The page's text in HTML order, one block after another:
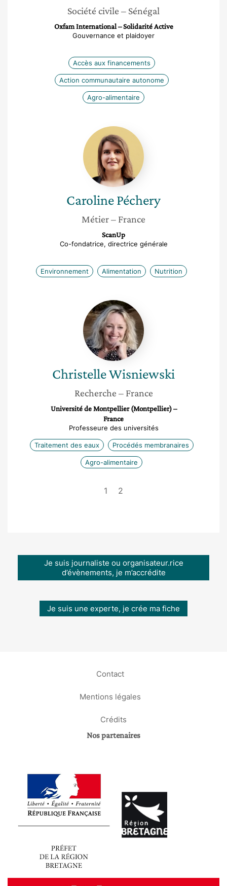
Société civile – Sénégal
Oxfam International – Solidarité Active
Gouvernance et plaidoyer
Accès aux financements
Action communautaire autonome
Agro-alimentaire
Caroline
Péchery
CarolinePéchery
Métier– France
ScanUp
Co-fondatrice, directrice générale
Environnement Alimentation Nutrition
Christelle
Wisniewski
ChristelleWisniewski
Recherche – France
Université de Montpellier (Montpellier) –
France
Professeure des universités
Traitement des eaux Procédés membranaires
Agro-alimentaire
1 2
Je suis journaliste ou organisateur.rice
d’évènements, je m’accrédite
Je suis une experte, je crée ma fiche
Contact
Mentions légales
Crédits
Nos partenaires